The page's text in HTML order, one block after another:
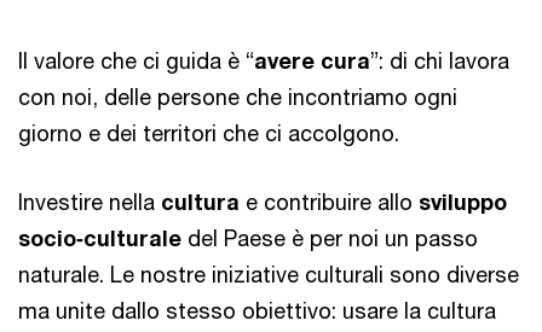
Il valore che ci guida è “avere cura”: di chi lavora
con noi, delle persone che incontriamo ogni
giorno e dei territori che ci accolgono.
Investire nella cultura e contribuire allo sviluppo
socio‑culturale del Paese è per noi un passo
naturale. Le nostre iniziative culturali sono diverse
ma unite dallo stesso obiettivo: usare la cultura